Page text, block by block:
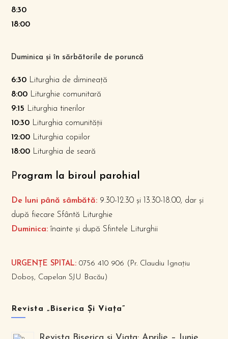
8:30
18:00
Duminica și în sărbătorile de poruncă
6:30 Liturghia de dimineață
8:00 Liturghie comunitară
9:15 Liturghia tinerilor
10:30 Liturghia comunității
12:00 Liturghia copiilor
18:00 Liturghia de seară
Program la biroul parohial
De luni până sâmbătă: 9.30-12.30 și 13.30-18.00, dar și
după fiecare Sfântă Liturghie
Duminica: înainte și după Sfintele Liturghii
URGENȚE SPITAL: 0756 410 906 (Pr. Claudiu Ignațiu
Doboș, Capelan SJU Bacău)
Revista „Biserica Și Viața”